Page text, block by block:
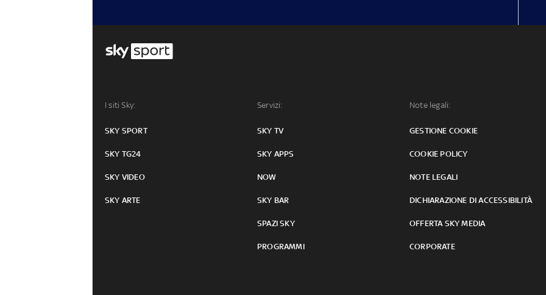
I siti Sky:
SKY SPORT
SKY TG24
SKY VIDEO
SKY ARTE
Servizi:
SKY TV
SKY APPS
NOW
SKY BAR
SPAZI SKY
PROGRAMMI
Note legali:
GESTIONE COOKIE
COOKIE POLICY
NOTE LEGALI
DICHIARAZIONE DI ACCESSIBILITÀ
OFFERTA SKY MEDIA
CORPORATE